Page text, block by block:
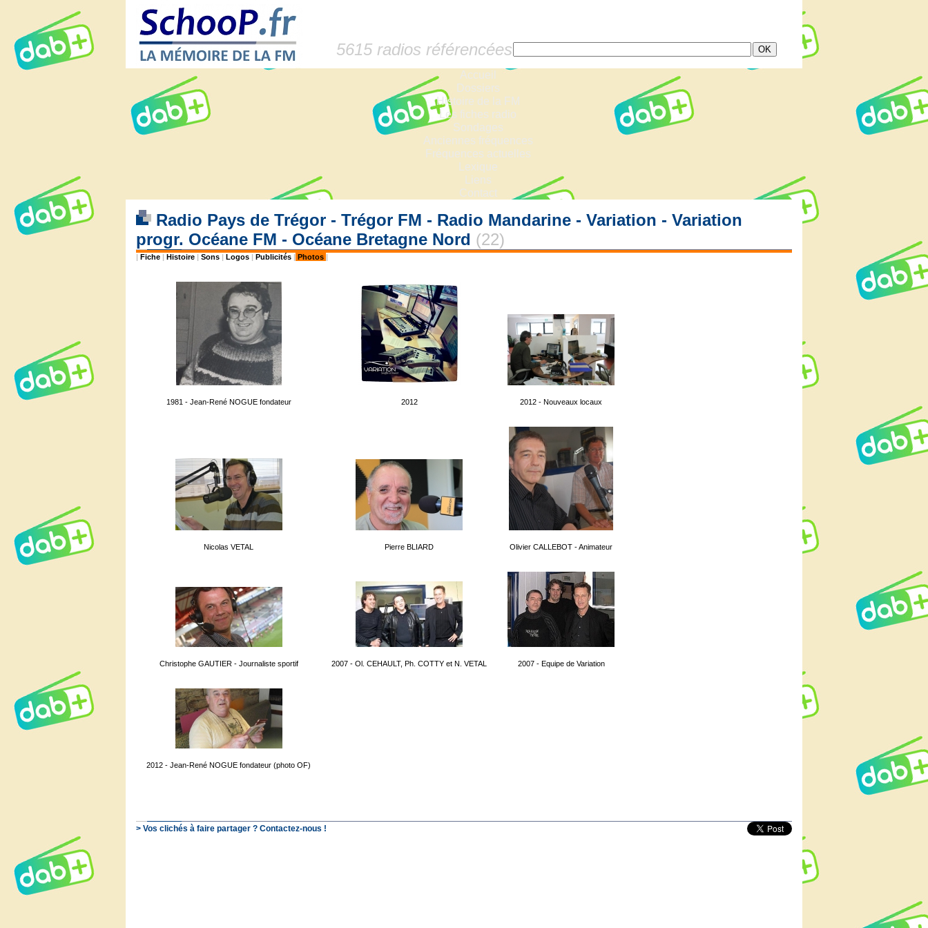
5615 radios référencées
Accueil
Dossiers
Histoire de la FM
Les fiches radio
Sondages
Anciennes fréquences
Fréquences actuelles
Lexique
Liens
Contact
Radio Pays de Trégor - Trégor FM - Radio Mandarine - Variation - Variation
progr. Océane FM - Océane Bretagne Nord (22)
| Fiche | Histoire | Sons | Logos | Publicités | Photos |
1981 - Jean-René NOGUE fondateur 2012 2012 - Nouveaux locaux
Nicolas VETAL Pierre BLIARD Olivier CALLEBOT - Animateur
Christophe GAUTIER - Journaliste sportif 2007 - Ol. CEHAULT, Ph. COTTY et N. VETAL 2007 - Equipe de Variation
2012 - Jean-René NOGUE fondateur (photo OF)
> Vos clichés à faire partager ? Contactez-nous !